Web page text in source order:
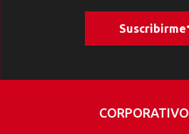
Suscribirme
CORPORATIVO